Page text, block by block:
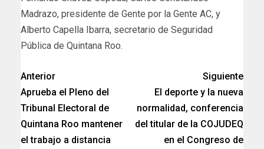
Madrazo, presidente de Gente por la Gente AC, y
Alberto Capella Ibarra, secretario de Seguridad
Pública de Quintana Roo.
Anterior
Aprueba el Pleno del
Tribunal Electoral de
Quintana Roo mantener
el trabajo a distancia
Siguiente
El deporte y la nueva
normalidad, conferencia
del titular de la COJUDEQ
en el Congreso de